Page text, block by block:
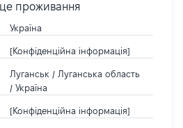
проживання
Україна
[Конфіденційна інформація]
Луганськ / Луганська область
/ Україна
[Конфіденційна інформація]